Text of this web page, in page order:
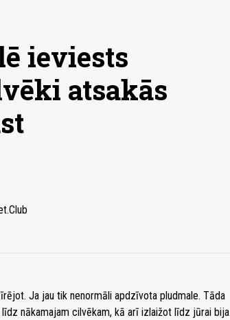
ieviests
atsakās
Ja jau tik nenormāli apdzīvota pludmale. Tāda
nākamajam cilvēkam, kā arī izlaižot līdz jūrai bija